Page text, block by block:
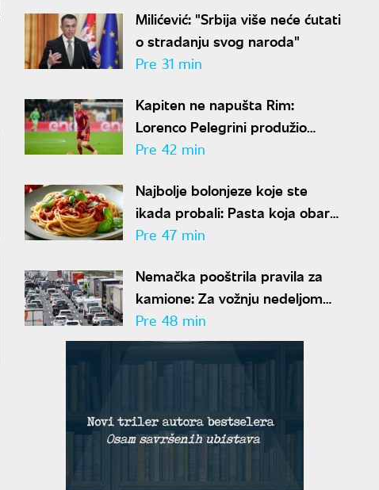
Milićević: "Srbija više neće ćutati
o stradanju svog naroda"
Pre 31 min
Kapiten ne napušta Rim:
Lorenco Pelegrini produžio
ugovor sa Romom
Pre 42 min
Najbolje bolonjeze koje ste
ikada probali: Pasta koja obara
sa nogu
Pre 47 min
Nemačka pooštrila pravila za
kamione: Za vožnju nedeljom
kazna i do 570 evra
Pre 48 min